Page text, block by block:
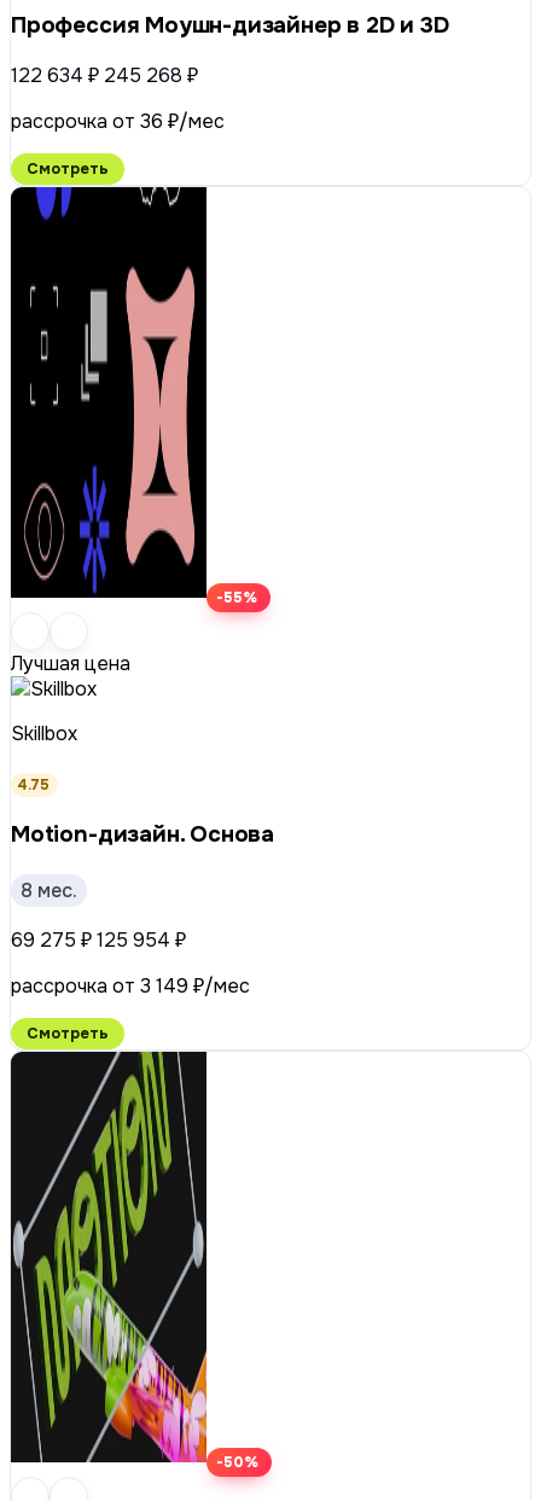
Профессия Моушн-дизайнер в 2D и 3D
122 634 ₽ 245 268 ₽
рассрочка от 36 ₽/мес
Смотреть
-55%
Лучшая цена
Skillbox
4.75
Motion-дизайн. Основа
8 мес.
69 275 ₽125 954 ₽
рассрочка от 3 149 ₽/мес
Смотреть
-50%